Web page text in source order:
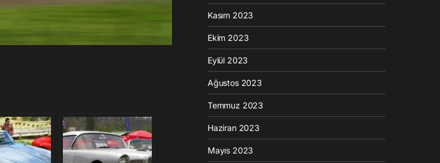
Kasım 2023
Ekim 2023
Eylül 2023
Ağustos 2023
Temmuz 2023
Haziran 2023
Mayıs 2023